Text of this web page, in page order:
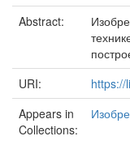
Abstract:
URI:
https://
Appears in
Collections: